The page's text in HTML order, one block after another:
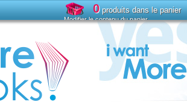
0produits dans le panier
Modifier le contenu du panier